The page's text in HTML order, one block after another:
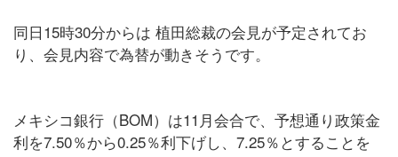
同日15時30分からは 植田総裁の会見が予定されてお
り、会見内容で為替が動きそうです。
メキシコ銀行（BOM）は11月会合で、予想通り政策金
利を7.50％から0.25％利下げし、7.25％とすることを